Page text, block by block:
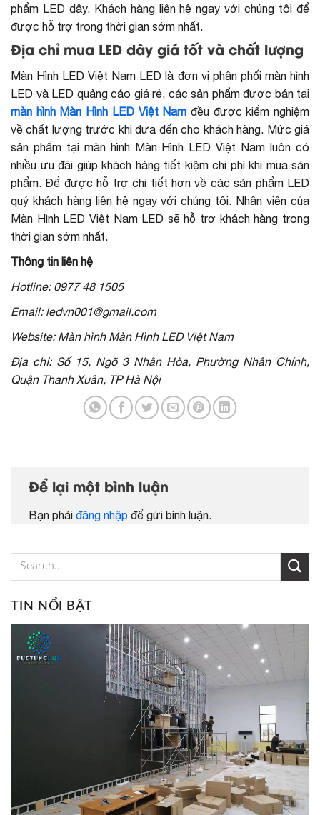
phẩm LED dây. Khách hàng liên hệ ngay với chúng tôi để
được hỗ trợ trong thời gian sớm nhất.
Địa chỉ mua LED dây giá tốt và chất lượng
Màn Hình LED Việt Nam LED là đơn vị phân phối màn hình
LED và LED quảng cáo giá rẻ, các sản phẩm được bán tại
màn hình Màn Hình LED Việt Nam đều được kiểm nghiệm
về chất lượng trước khi đưa đến cho khách hàng. Mức giá
sản phẩm tại màn hình Màn Hình LED Việt Nam luôn có
nhiều ưu đãi giúp khách hàng tiết kiệm chi phí khi mua sản
phẩm. Để được hỗ trợ chi tiết hơn về các sản phẩm LED
quý khách hàng liên hệ ngay với chúng tôi. Nhân viên của
Màn Hình LED Việt Nam LED sẽ hỗ trợ khách hàng trong
thời gian sớm nhất.
Thông tin liên hệ
Hotline: 0977 48 1505
Email: ledvn001@gmail.com
Website: Màn hình Màn Hình LED Việt Nam
Địa chỉ: Số 15, Ngõ 3 Nhân Hòa, Phường Nhân Chính,
Quận Thanh Xuân, TP Hà Nội
Để lại một bình luận
Bạn phải đăng nhập để gửi bình luận.
TIN NỔI BẬT